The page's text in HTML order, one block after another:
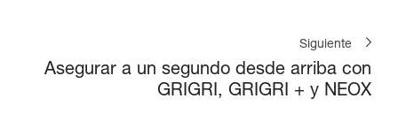
Siguiente
Asegurar a un segundo desde arriba con
GRIGRI, GRIGRI + y NEOX